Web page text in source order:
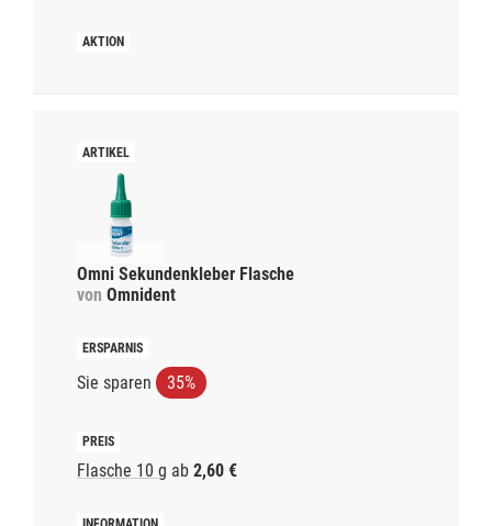
Omni Sekundenkleber Flasche
von Omnident
Sie sparen 35%
Flasche 10 g ab 2,60 €